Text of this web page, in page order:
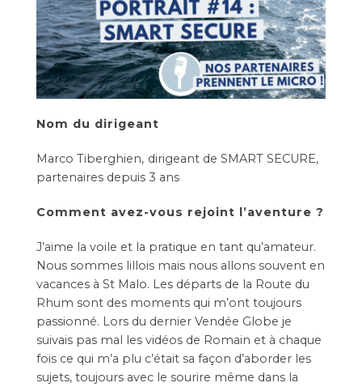
Nom du dirigeant
Marco Tiberghien, dirigeant de SMART SECURE,
partenaires depuis 3 ans
Comment avez-vous rejoint l’aventure ?
J’aime la voile et la pratique en tant qu’amateur.
Nous sommes lillois mais nous allons souvent en
vacances à St Malo. Les départs de la Route du
Rhum sont des moments qui m’ont toujours
passionné. Lors du dernier Vendée Globe je
suivais pas mal les vidéos de Romain et à chaque
fois ce qui m’a plu c’était sa façon d’aborder les
sujets, toujours avec le sourire même dans la